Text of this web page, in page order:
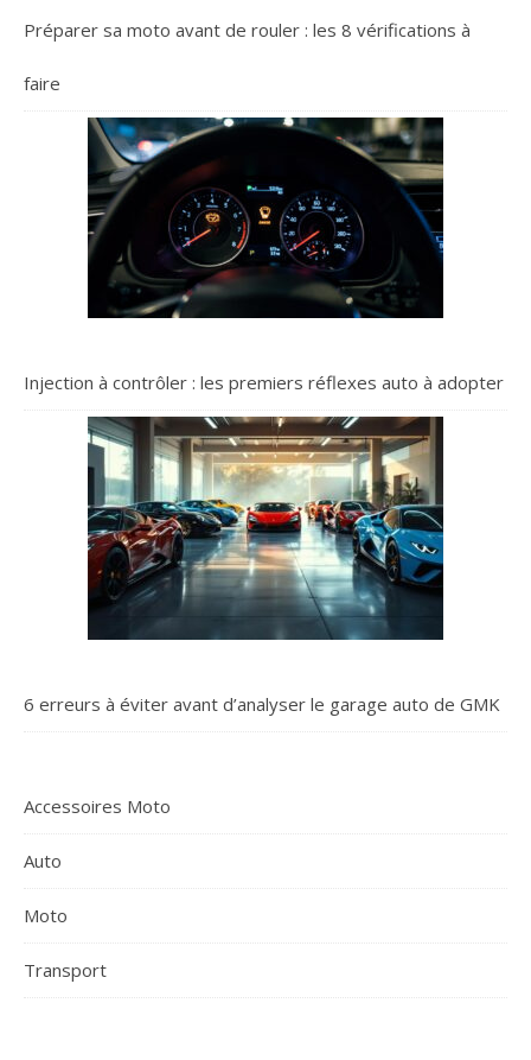
Préparer sa moto avant de rouler : les 8 vérifications à
faire
Injection à contrôler : les premiers réflexes auto à adopter
6 erreurs à éviter avant d’analyser le garage auto de GMK
Accessoires Moto
Auto
Moto
Transport